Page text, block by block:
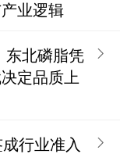
业逻辑
东北磷脂凭
定品质上
行业准入